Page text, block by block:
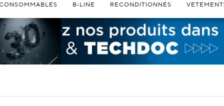
B‑LINE RECONDITIONNÉS